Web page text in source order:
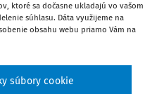
ktoré sa dočasne ukladajú vo vašom
súhlasu. Dáta využijeme na
obsahu webu priamo Vám na
súbory cookie